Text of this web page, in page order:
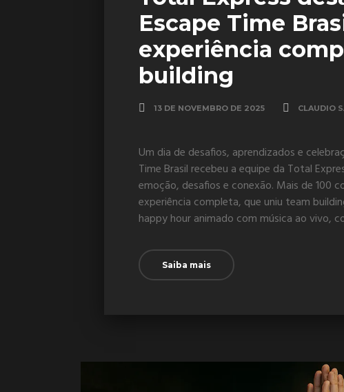
Escape Time
experiência
building
13 DE NOVEMBRO DE 2025 CLAUDIO
Um dia de desafios, aprendizados e
Time Brasil recebeu a equipe da Total
emoção, desafios e conexão. Mais de 100
experiência completa, que uniu team
happy hour animado com música ao vivo,
Saiba mais